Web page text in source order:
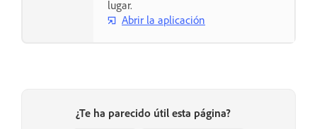
lugar.
Abrir la aplicación
¿Te ha parecido útil esta página?